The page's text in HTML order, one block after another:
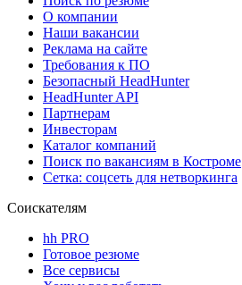
О компании
Наши вакансии
Реклама на сайте
Требования к ПО
Безопасный HeadHunter
HeadHunter API
Партнерам
Инвесторам
Каталог компаний
Поиск по вакансиям в Костроме
Сетка: соцсеть для нетворкинга
Соискателям
hh PRO
Готовое резюме
Все сервисы